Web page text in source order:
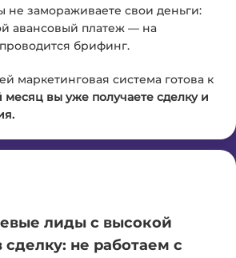
не замораживаете свои деньги:
авансовый платеж — на
брифинг.
маркетинговая система готова к
вы уже получаете сделку и
лиды с высокой
сделку: не работаем с